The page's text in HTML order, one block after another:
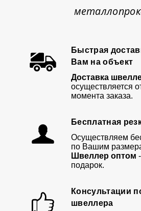
Быстрая
Вам на объект
Доставка
осуществляется
момента заказа.
Бесплатная
Осуществляем
по Вашим
Швеллер оптом
подарок.
Консультации
швеллера